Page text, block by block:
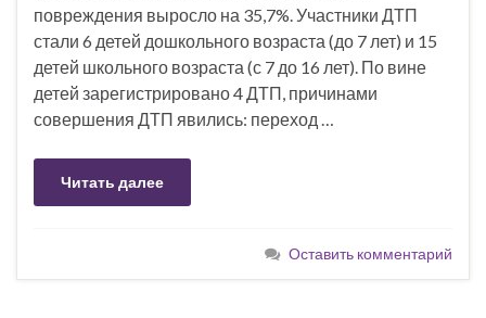
повреждения выросло на 35,7%. Участники ДТП
стали 6 детей дошкольного возраста (до 7 лет) и 15
детей школьного возраста (с 7 до 16 лет). По вине
детей зарегистрировано 4 ДТП, причинами
совершения ДТП явились: переход …
Читать далее
Оставить комментарий